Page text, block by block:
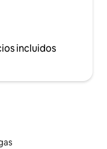
incluidos